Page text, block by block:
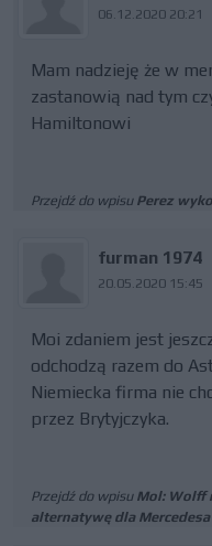
06.12.2020 20:21
Mam nadzieję że w
zastanowią nad tym
Hamiltonowi
Przejdź do wpisu Perez
furman 1974
20.05.2020 15:45
Moi zdaniem jest
odchodzą razem do
Niemiecka firma nie
przez Brytyjczyka.
Przejdź do wpisu Mol: Wolff
alternatywę dla Mercedesa